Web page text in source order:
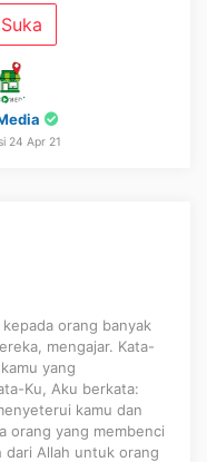
24 Apr 21
orang banyak
mengajar. Kata-
yang
Ku, Aku berkata:
kamu dan
orang yang membenci
dari Allah untuk orang